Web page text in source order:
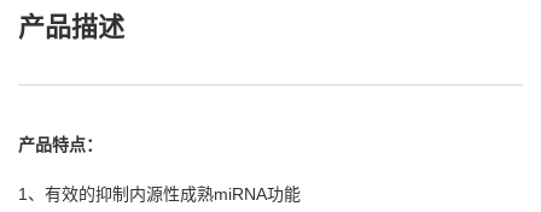
产品描述
产品特点：
1、有效的抑制内源性成熟miRNA功能